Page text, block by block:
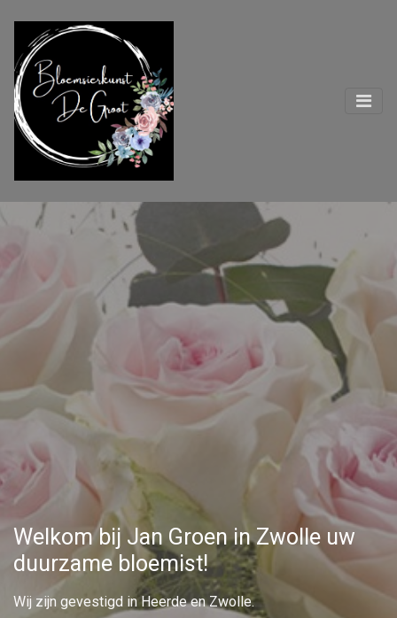
Welkom bij Jan Groen in Zwolle uw
duurzame bloemist!
Wij zijn gevestigd in Heerde en Zwolle.